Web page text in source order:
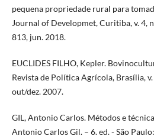
pequena propriedade rural para
Journal of Developmet, Curitiba, v. 4,
813, jun. 2018.
EUCLIDES FILHO, Kepler.
Revista de Política Agrícola, Brasília,
out/dez. 2007.
GIL, Antonio Carlos. Métodos e
Antonio Carlos Gil. – 6. ed. - São